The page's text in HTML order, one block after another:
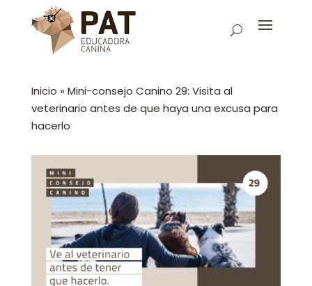
Inicio » Mini-consejo Canino 29: Visita al
veterinario antes de que haya una excusa para
hacerlo